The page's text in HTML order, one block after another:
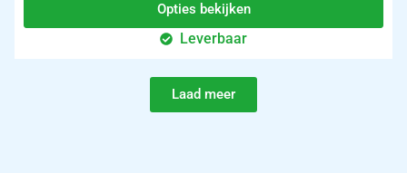
Opties bekijken
Leverbaar
Laad meer